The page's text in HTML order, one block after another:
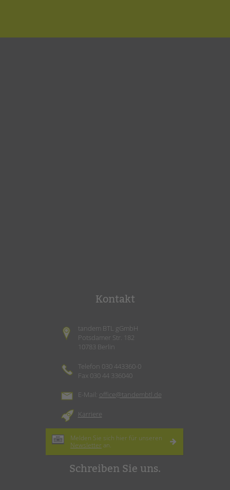
Kontakt
tandem BTL gGmbH
Potsdamer Str. 182
10783 Berlin
Telefon 030 443360-0
Fax 030 44 336040
E-Mail: office@tandembtl.de
Karriere
Melden Sie sich hier für unseren
Newsletter an.
Schreiben Sie uns.